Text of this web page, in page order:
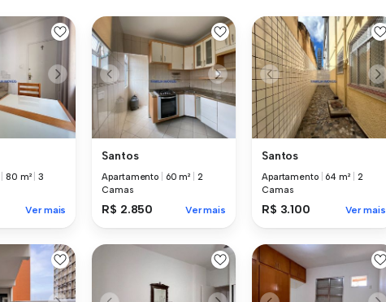
|80 m² |3
Ver mais
Santos
Apartamento 60 m²
2
Camas
R$ 2.850 Ver mais
Santos
Apartamento 64 m²
2
Camas
R$ 3.100 Ver mais